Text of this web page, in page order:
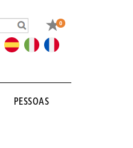
Favoritos
0
ES IT FR
PESSOAS